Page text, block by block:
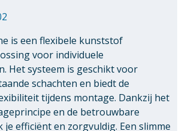
is een flexibele kunststof
voor individuele
Het systeem is geschikt voor
schachten en biedt de
tijdens montage. Dankzij het
en de betrouwbare
efficiënt en zorgvuldig. Een slimme